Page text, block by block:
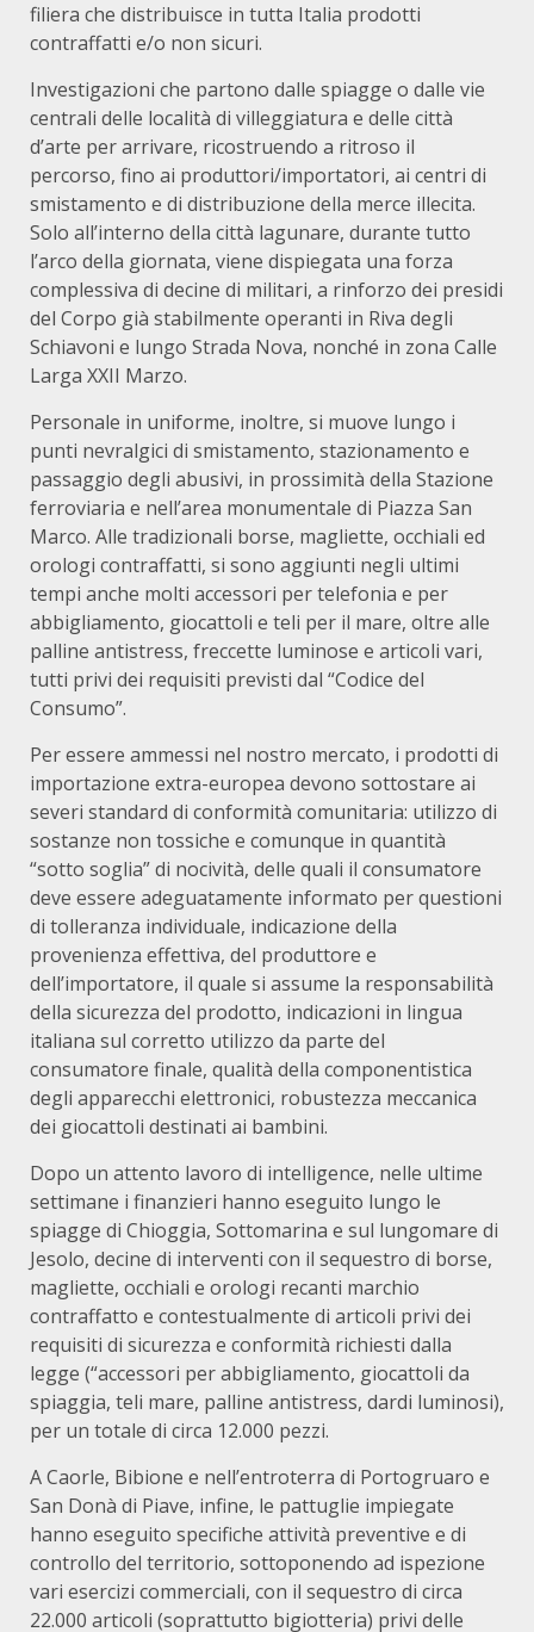
filiera che distribuisce in tutta Italia prodotti
contraffatti e/o non sicuri.
Investigazioni che partono dalle spiagge o dalle vie
centrali delle località di villeggiatura e delle città
d’arte per arrivare, ricostruendo a ritroso il
percorso, fino ai produttori/importatori, ai centri di
smistamento e di distribuzione della merce illecita.
Solo all’interno della città lagunare, durante tutto
l’arco della giornata, viene dispiegata una forza
complessiva di decine di militari, a rinforzo dei presidi
del Corpo già stabilmente operanti in Riva degli
Schiavoni e lungo Strada Nova, nonché in zona Calle
Larga XXII Marzo.
Personale in uniforme, inoltre, si muove lungo i
punti nevralgici di smistamento, stazionamento e
passaggio degli abusivi, in prossimità della Stazione
ferroviaria e nell’area monumentale di Piazza San
Marco. Alle tradizionali borse, magliette, occhiali ed
orologi contraffatti, si sono aggiunti negli ultimi
tempi anche molti accessori per telefonia e per
abbigliamento, giocattoli e teli per il mare, oltre alle
palline antistress, freccette luminose e articoli vari,
tutti privi dei requisiti previsti dal “Codice del
Consumo”.
Per essere ammessi nel nostro mercato, i prodotti di
importazione extra-europea devono sottostare ai
severi standard di conformità comunitaria: utilizzo di
sostanze non tossiche e comunque in quantità
“sotto soglia” di nocività, delle quali il consumatore
deve essere adeguatamente informato per questioni
di tolleranza individuale, indicazione della
provenienza effettiva, del produttore e
dell’importatore, il quale si assume la responsabilità
della sicurezza del prodotto, indicazioni in lingua
italiana sul corretto utilizzo da parte del
consumatore finale, qualità della componentistica
degli apparecchi elettronici, robustezza meccanica
dei giocattoli destinati ai bambini.
Dopo un attento lavoro di intelligence, nelle ultime
settimane i finanzieri hanno eseguito lungo le
spiagge di Chioggia, Sottomarina e sul lungomare di
Jesolo, decine di interventi con il sequestro di borse,
magliette, occhiali e orologi recanti marchio
contraffatto e contestualmente di articoli privi dei
requisiti di sicurezza e conformità richiesti dalla
legge (“accessori per abbigliamento, giocattoli da
spiaggia, teli mare, palline antistress, dardi luminosi),
per un totale di circa 12.000 pezzi.
A Caorle, Bibione e nell’entroterra di Portogruaro e
San Donà di Piave, infine, le pattuglie impiegate
hanno eseguito specifiche attività preventive e di
controllo del territorio, sottoponendo ad ispezione
vari esercizi commerciali, con il sequestro di circa
22.000 articoli (soprattutto bigiotteria) privi delle